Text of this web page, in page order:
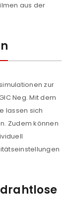
aus der
zur
Neg. Mit dem
lassen sich
Zudem können